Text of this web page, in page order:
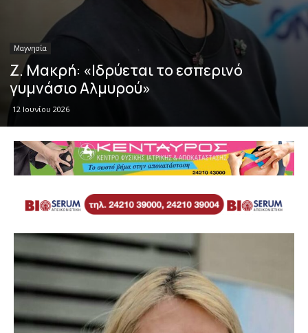
Μαγνησία
Ζ. Μακρή: «Ιδρύεται το εσπερινό
γυμνάσιο Αλμυρού»
12 Ιουνίου 2026